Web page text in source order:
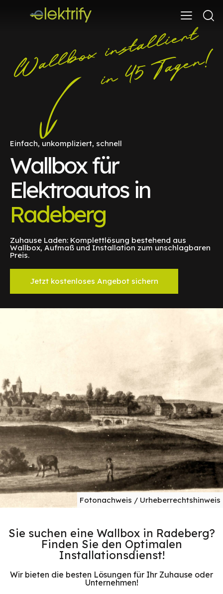
Einfach, unkompliziert, schnell
Wallbox für
Elektroautos in
Radeberg
Zuhause Laden: Komplettlösung bestehend aus
Wallbox, Aufmaß und Installation zum unschlagbaren
Preis.
Jetzt kostenloses Angebot sichern
Fotonachweis / Urheberrechtshinweis
Sie suchen eine Wallbox in Radeberg?
Finden Sie den Optimalen
Installationsdienst!
Wir bieten die besten Lösungen für Ihr Zuhause oder
Unternehmen!